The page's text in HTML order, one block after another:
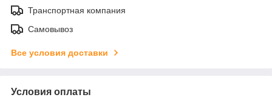
Транспортная компания
Самовывоз
Все условия доставки
Условия оплаты